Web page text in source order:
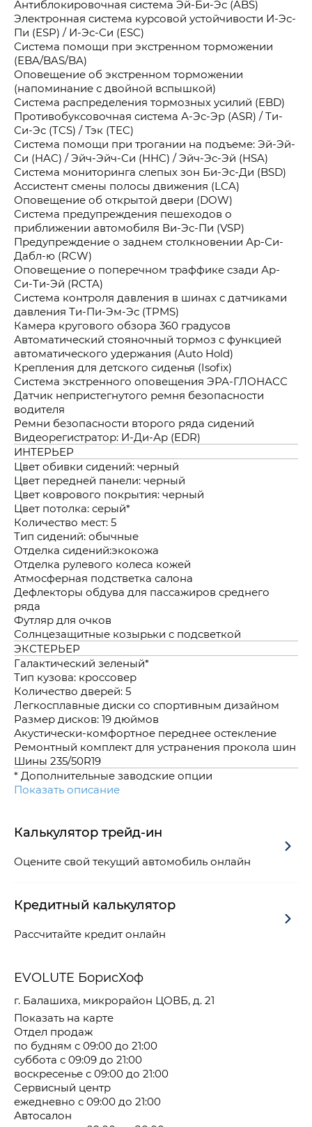
Антиблокировочная система Эй-Би-Эс (ABS)
Электронная система курсовой устойчивости И-Эс-
Пи (ESP) / И-Эс-Си (ESC)
Система помощи при экстренном торможении
(EBA/BAS/BA)
Оповещение об экстренном торможении
(напоминание с двойной вспышкой)
Система распределения тормозных усилий (EBD)
Противобуксовочная система А-Эс-Эр (ASR) / Ти-
Си-Эс (TCS) / Тэк (TEC)
Система помощи при трогании на подъеме: Эй-Эй-
Си (HAC) / Эйч-Эйч-Си (HHC) / Эйч-Эс-Эй (HSA)
Система мониторинга слепых зон Би-Эс-Ди (BSD)
Ассистент смены полосы движения (LCA)
Оповещение об открытой двери (DOW)
Система предупреждения пешеходов о
приближении автомобиля Ви-Эс-Пи (VSP)
Предупреждение о заднем столкновении Ар-Си-
Дабл-ю (RCW)
Оповещение о поперечном траффике сзади Ар-
Си-Ти-Эй (RCTA)
Система контроля давления в шинах с датчиками
давления Ти-Пи-Эм-Эс (TPMS)
Камера кругового обзора 360 градусов
Автоматический стояночный тормоз с функцией
автоматического удержания (Auto Hold)
Крепления для детского сиденья (Isofix)
Система экстренного оповещения ЭРА-ГЛОНАСС
Датчик непристегнутого ремня безопасности
водителя
Ремни безопасности второго ряда сидений
Видеорегистратор: И-Ди-Ар (EDR)
ИНТЕРЬЕР
Цвет обивки сидений: черный
Цвет передней панели: черный
Цвет коврового покрытия: черный
Цвет потолка: серый*
Количество мест: 5
Тип сидений: обычные
Отделка сидений:экокожа
Отделка рулевого колеса кожей
Атмосферная подстветка салона
Дефлекторы обдува для пассажиров среднего
ряда
Футляр для очков
Солнцезащитные козырьки с подсветкой
ЭКСТЕРЬЕР
Галактический зеленый*
Тип кузова: кроссовер
Количество дверей: 5
Легкосплавные диски со спортивным дизайном
Размер дисков: 19 дюймов
Акустически-комфортное переднее остекление
Ремонтный комплект для устранения прокола шин
Шины 235/50R19
* Дополнительные заводские опции
Показать описание
Калькулятор трейд-ин
Оцените свой текущий автомобиль онлайн
Кредитный калькулятор
Рассчитайте кредит онлайн
EVOLUTE БорисХоф
г. Балашиха, микрорайон ЦОВБ, д. 21
Показать на карте
Отдел продаж
по будням с 09:00 до 21:00
суббота с 09:09 до 21:00
воскресенье с 09:00 до 21:00
Сервисный центр
ежедневно с 09:00 до 21:00
Автосалон